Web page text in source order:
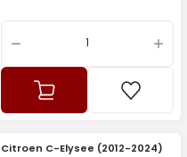
Citroen C-Elysee (2012-2024)